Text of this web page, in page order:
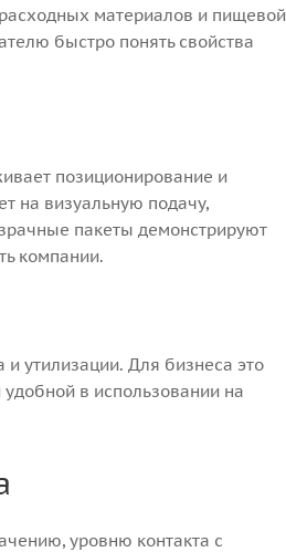
материалов и пищевой
быстро понять свойства
позиционирование и
на визуальную подачу,
пакеты демонстрируют
компании.
и утилизации. Для бизнеса это
в использовании на
уровню контакта с